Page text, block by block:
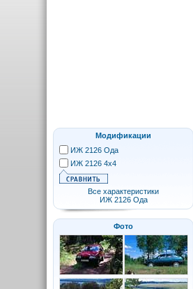
Модификации
ИЖ 2126 Ода
ИЖ 2126 4x4
Все характеристики
ИЖ 2126 Ода
Фото